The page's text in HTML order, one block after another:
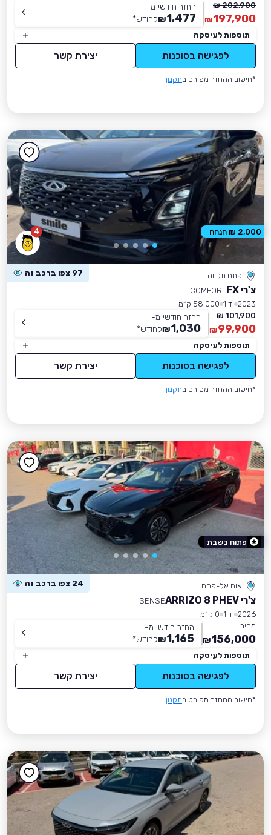
202,900 ₪
197,900
₪
החזר חודשי מ-
1,477
₪לחודש*
תוספות לעיסקה
לפגישה בסוכנות יצירת קשר
*חישוב ההחזר מפורט בתקנון
4
פתח תקווה 97 צפו ברכב זה
צ'רי FX
COMFORT
2023 יד 1
58,000 ק״מ
101,900 ₪
99,900
₪
החזר חודשי מ-
1,030
₪לחודש*
תוספות לעיסקה
לפגישה בסוכנות יצירת קשר
*חישוב ההחזר מפורט בתקנון
2,000 ₪ הנחה
אום אל-פחם 24 צפו ברכב זה
צ'רי ARRIZO 8 PHEV
SENSE
2026 יד 1
0 ק״מ
מחיר
156,000
₪
החזר חודשי מ-
1,165
₪לחודש*
תוספות לעיסקה
לפגישה בסוכנות יצירת קשר
*חישוב ההחזר מפורט בתקנון
פתוח בשבת